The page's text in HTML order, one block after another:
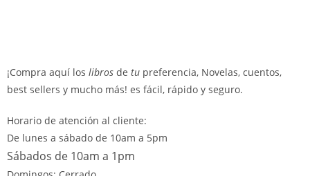
¡Compra aquí los libros de tu preferencia, Novelas, cuentos,
best sellers y mucho más! es fácil, rápido y seguro.
Horario de atención al cliente:
De lunes a sábado de 10am a 5pm
Sábados de 10am a 1pm